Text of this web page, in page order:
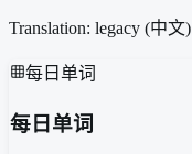
Translation: legacy (中文)
每日单词
每日单词